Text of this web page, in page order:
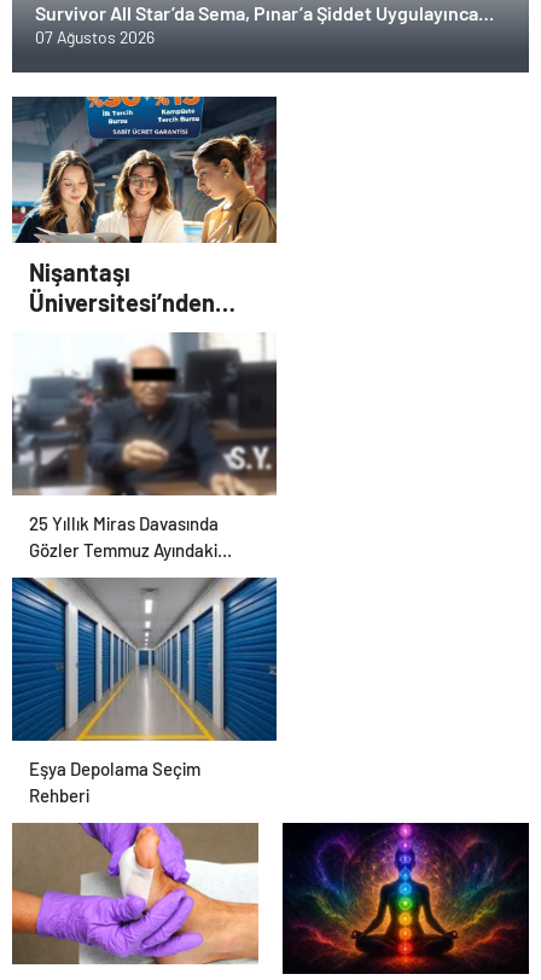
Survivor All Star’da Sema, Pınar’a Şiddet Uygulayınca
Diskalifiye Edildi
07 Ağustos 2026
Nişantaşı
Üniversitesi’nden
2026 YKS Adaylarına
Çifte Güvence: Sabit
Ücret ve Kesintisiz
Burs
25 Yıllık Miras Davasında
Gözler Temmuz Ayındaki
Karar Duruşmasına Çevrildi
Eşya Depolama Seçim
Rehberi